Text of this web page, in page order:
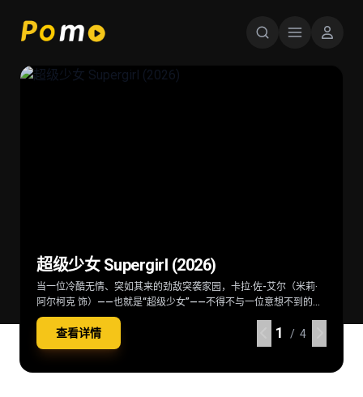
超级少女 Supergirl (2026)
当一位冷酷无情、突如其来的劲敌突袭家园，卡拉·佐-艾尔（米莉·
阿尔柯克 饰）——也就是“超级少女”——不得不与一位意想不到的同
伴结盟，横跨星际，踏上一段交织复仇与正义的壮阔征途。
查看详情 1 / 4
后室 Backrooms (2026)
深陷困境的克拉克（切瓦特·埃加福 饰）意外切入名为“后室”的神秘
空间，在这里一切物理规则崩塌，只有漫无边际的黄色房间，没有
终点也没有出路。心理医生玛丽（雷娜特·赖因斯夫 饰）为寻回克拉
克意外踏入此地，在这片异常空间中，随着心理防线的崩塌，未知
的恐惧与实体也在一步步向他们靠近
查看详情 1 / 4
火遮眼 (2025)
东南亚某处，失语维修工王伟（谢苗 饰）因女儿雨晴（杨恩又 饰）
失踪觉醒猎杀本能。他联手寻妻记者纳文（林科灯 饰）组成生死同
盟，在连番血战中死斗黑暗组织打手大块头（黎唯 饰）与嗜血杀手
阿德（雅彦·鲁伊安 饰）一众人等。怒火遮眼，鲜血开路，从血肉翻
飞的街头混战。
查看详情 1 / 4
The Mandalorian & Grogu (2026)
在秩序动荡的银河系，“最强奶爸”丁·贾伦（佩德罗·帕斯卡 饰）与
“银河系萌娃”古古这对非血缘父子并肩登场。冷峻坚毅的赏金猎人丁
·贾伦身披贝斯卡钢甲，凭悍勇战力屡屡从围堵中突围；看似弱小的
原力学徒古古，则总能在关键时刻爆发出惊人战力，为搭档化解危
机。他们一同执行关乎银河命运的绝密任务，直面远比以往更为凶
查看详情 1 / 4